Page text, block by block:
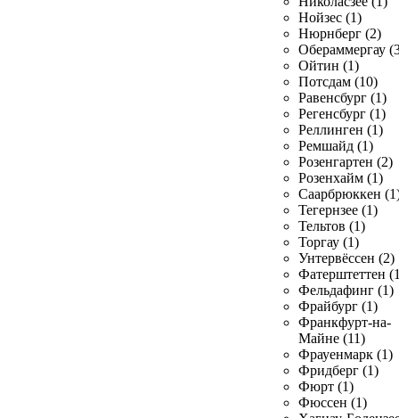
Нойзес (1)
Нюрнберг (2)
Обераммергау
Ойтин (1)
Потсдам (10)
Равенсбург (1)
Регенсбург (1)
Реллинген (1)
Ремшайд (1)
Розенгартен (2)
Розенхайм (1)
Саарбрюккен
Тегернзее (1)
Тельтов (1)
Торгау (1)
Унтервёссен (2)
Фатерштеттен
Фельдафинг (1)
Фрайбург (1)
Франкфурт-на-
Майне (11)
Фрауенмарк (1)
Фридберг (1)
Фюрт (1)
Фюссен (1)